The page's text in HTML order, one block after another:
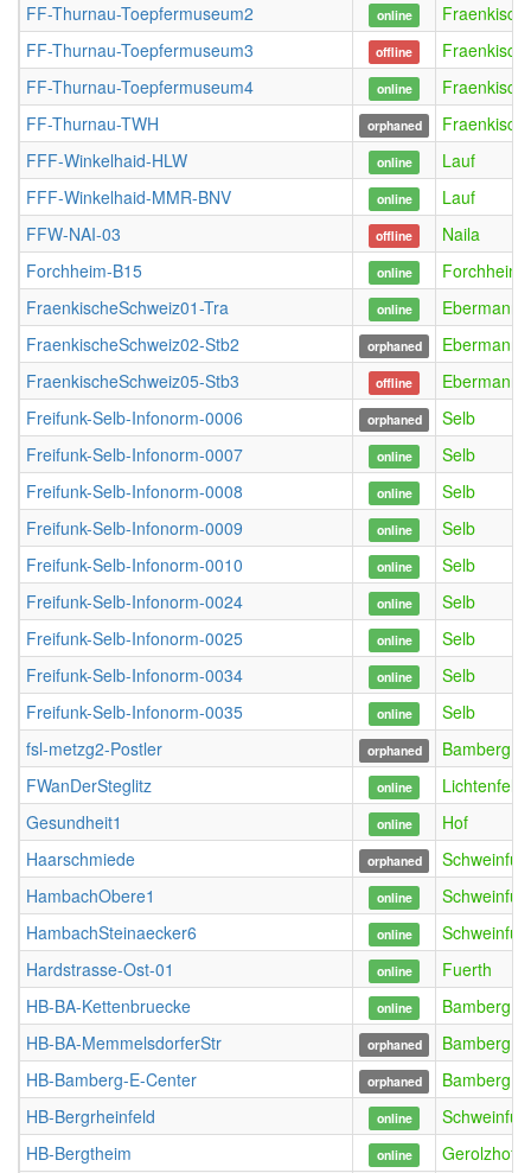
FF-Thurnau-Toepfermuseum2
online
FF-Thurnau-Toepfermuseum3
offline
FF-Thurnau-Toepfermuseum4
online
FF-Thurnau-TWH
orphaned
FFF-Winkelhaid-HLW
online
Lauf
FFF-Winkelhaid-MMR-BNV
online
Lauf
FFW-NAI-03
offline
Naila
Forchheim-B15
online
Forchheim
FraenkischeSchweiz01-Tra
online
FraenkischeSchweiz02-Stb2
orphaned
FraenkischeSchweiz05-Stb3
offline
Freifunk-Selb-Infonorm-0006
orphaned
Selb
Freifunk-Selb-Infonorm-0007
online
Selb
Freifunk-Selb-Infonorm-0008
online
Selb
Freifunk-Selb-Infonorm-0009
online
Selb
Freifunk-Selb-Infonorm-0010
online
Selb
Freifunk-Selb-Infonorm-0024
online
Selb
Freifunk-Selb-Infonorm-0025
online
Selb
Freifunk-Selb-Infonorm-0034
online
Selb
Freifunk-Selb-Infonorm-0035
online
Selb
fsl-metzg2-Postler
orphaned
Bamberg
FWanDerSteglitz
online
Lichtenfels
Gesundheit1
online
Hof
Haarschmiede
orphaned
Schweinfurt
HambachObere1
online
Schweinfurt
HambachSteinaecker6
online
Schweinfurt
Hardstrasse-Ost-01
online
Fuerth
HB-BA-Kettenbruecke
online
Bamberg
HB-BA-MemmelsdorferStr
orphaned
Bamberg
HB-Bamberg-E-Center
orphaned
Bamberg
HB-Bergrheinfeld
online
Schweinfurt
HB-Bergtheim
online